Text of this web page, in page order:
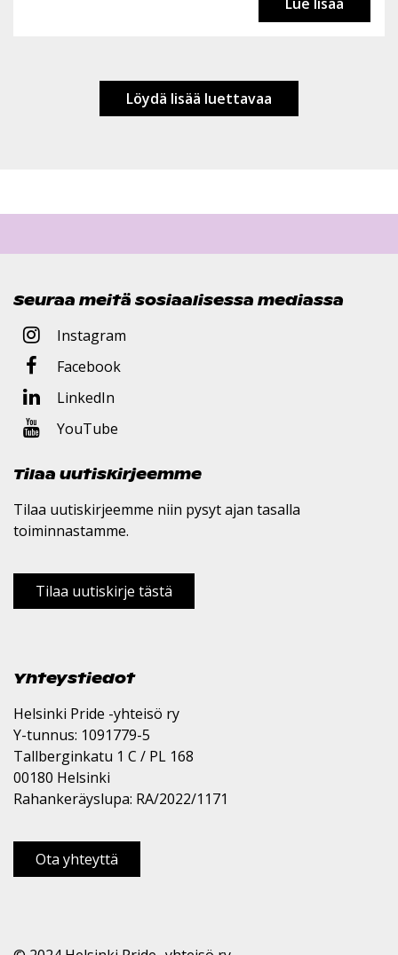
Löydä lisää luettavaa
Seuraa meitä sosiaalisessa mediassa
Instagram
Facebook
LinkedIn
YouTube
Tilaa uutiskirjeemme
Tilaa uutiskirjeemme niin pysyt ajan tasalla
toiminnastamme.
Tilaa uutiskirje tästä
Yhteystiedot
Helsinki Pride -yhteisö ry
Y-tunnus: 1091779-5
Tallberginkatu 1 C / PL 168
00180 Helsinki
Rahankeräyslupa: RA/2022/1171
Ota yhteyttä